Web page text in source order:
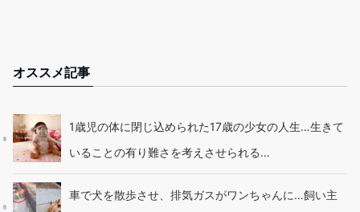
オススメ記事
1歳児の体に閉じ込められた17歳の少女の人生…生きて
いることの有り難さを考えさせられる…
車で犬を散歩させ、排気ガスがワンちゃんに…飼い主